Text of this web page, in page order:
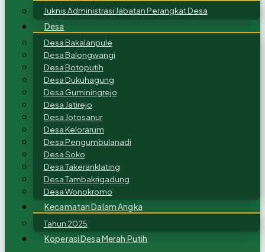
Juknis Administrasi Jabatan Perangkat Desa
Desa
Desa Bakalanpule
Desa Balongwangi
Desa Botoputih
Desa Dukuhagung
Desa Guminingrejo
Desa Jatirejo
Desa Jotosanur
Desa Kelorarum
Desa Pengumbulanadi
Desa Soko
Desa Takeranklating
Desa Tambakrigadung
Desa Wonokromo
Kecamatan Dalam Angka
Tahun 2025
Koperasi Desa Merah Putih